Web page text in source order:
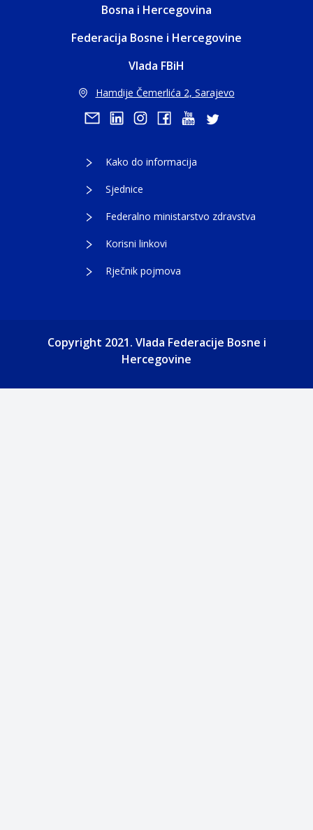
Bosna i Hercegovina
Federacija Bosne i Hercegovine
Vlada FBiH
Hamdije Čemerlića 2, Sarajevo
Kako do informacija
Sjednice
Federalno ministarstvo zdravstva
Korisni linkovi
Rječnik pojmova
Copyright 2021. Vlada Federacije Bosne i
Hercegovine